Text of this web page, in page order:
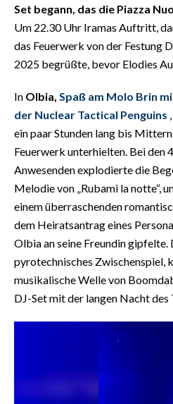
Set begann, das die Piazza
Um 22.30 Uhr Iramas Auftritt,
das Feuerwerk von der Festung
2025 begrüßte, bevor Elodies
In Olbia, Spaß am Molo Brin
der Nuclear Tactical Penguins
ein paar Stunden lang bis
Feuerwerk unterhielten. Bei den
Anwesenden explodierte die
Melodie von „Rubami la notte“,
einem überraschenden
dem Heiratsantrag eines
Olbia an seine Freundin gipfelte.
pyrotechnisches Zwischenspiel,
musikalische Welle von
DJ-Set mit der langen Nacht des